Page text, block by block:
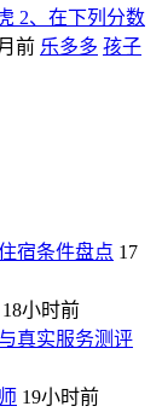
2、在下列分数
前 乐多多 孩子
宿条件盘点 17
18小时前
真实服务测评
19小时前